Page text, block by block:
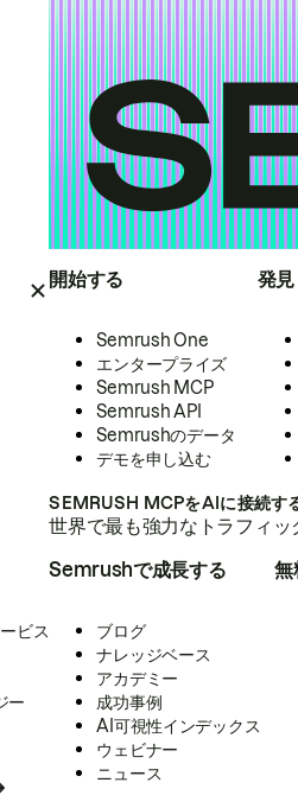
開始する
Semrush One
エンタープライズ
Semrush MCP
Semrush API
Semrushのデータ
デモを申し込む
発見
SEMRUSH MCPをAIに接続す
世界で最も強力なトラフィ
ビス
ー
Semrushで成長する
ブログ
ナレッジベース
アカデミー
成功事例
AI可視性インデックス
ウェビナー
ニュース
無